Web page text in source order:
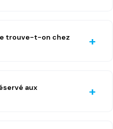
trouve-t-on chez
aux